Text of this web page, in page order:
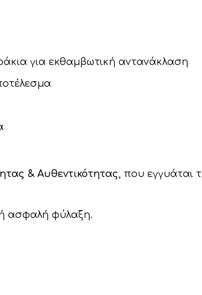
για εκθαμβωτική αντανάκλαση
& Αυθεντικότητας, που εγγυάται
ασφαλή φύλαξη.